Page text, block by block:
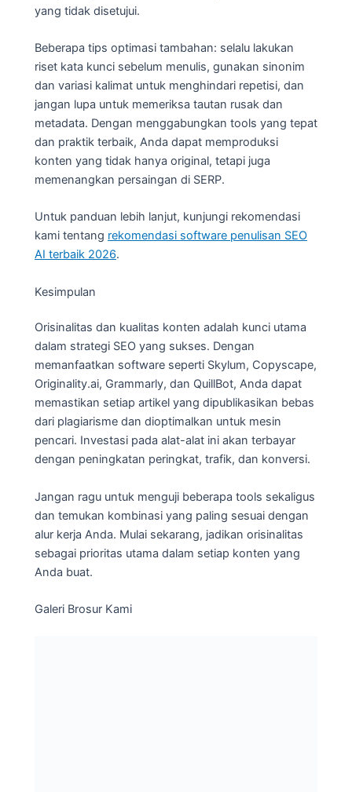
yang tidak disetujui.
Beberapa tips optimasi tambahan: selalu lakukan
riset kata kunci sebelum menulis, gunakan sinonim
dan variasi kalimat untuk menghindari repetisi, dan
jangan lupa untuk memeriksa tautan rusak dan
metadata. Dengan menggabungkan tools yang tepat
dan praktik terbaik, Anda dapat memproduksi
konten yang tidak hanya original, tetapi juga
memenangkan persaingan di SERP.
Untuk panduan lebih lanjut, kunjungi rekomendasi
kami tentang rekomendasi software penulisan SEO
AI terbaik 2026.
Kesimpulan
Orisinalitas dan kualitas konten adalah kunci utama
dalam strategi SEO yang sukses. Dengan
memanfaatkan software seperti Skylum, Copyscape,
Originality.ai, Grammarly, dan QuillBot, Anda dapat
memastikan setiap artikel yang dipublikasikan bebas
dari plagiarisme dan dioptimalkan untuk mesin
pencari. Investasi pada alat-alat ini akan terbayar
dengan peningkatan peringkat, trafik, dan konversi.
Jangan ragu untuk menguji beberapa tools sekaligus
dan temukan kombinasi yang paling sesuai dengan
alur kerja Anda. Mulai sekarang, jadikan orisinalitas
sebagai prioritas utama dalam setiap konten yang
Anda buat.
Galeri Brosur Kami